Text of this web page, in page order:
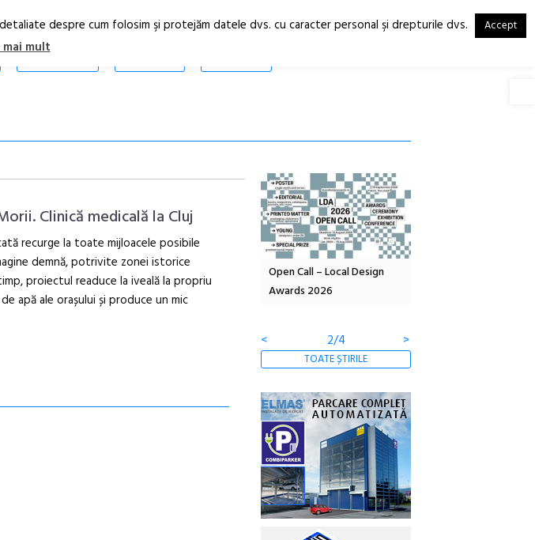
RO
EN
Clinică medicală la Cluj
recurge la toate mijloacele posibile
demnă, potrivite zonei istorice
proiectul readuce la iveală la propriu
apă ale orașului și produce un mic
În curând: POELANDA – parc
de poezie și co-creație
Open Call – Local Design
Awards 2026
<
2/4 >
TOATE ȘTIRILE
despre cum folosim şi protejăm datele dvs. cu caracter personal şi drepturile dvs. Accept
mult